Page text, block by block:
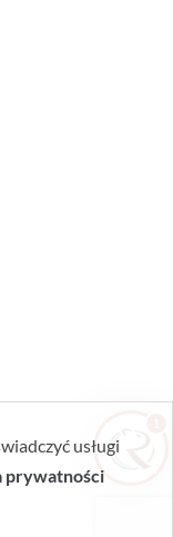
usługi
prywatności